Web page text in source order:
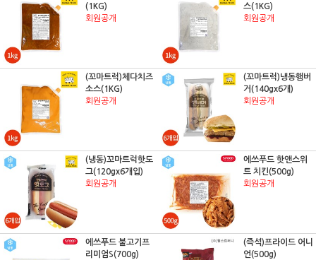
(1KG)
회원공개
스(1KG)
회원공개
(꼬마트럭)체다치즈
소스(1KG)
회원공개
(꼬마트럭)냉동햄버
거(140gx6개)
회원공개
(냉동)꼬마트럭핫도
그(120gx6개입)
회원공개
에쓰푸드 핫앤스위
트 치킨(500g)
회원공개
에쓰푸드 불고기프
리미엄S(700g)
(즉석)프라이드 어니
언(500g)